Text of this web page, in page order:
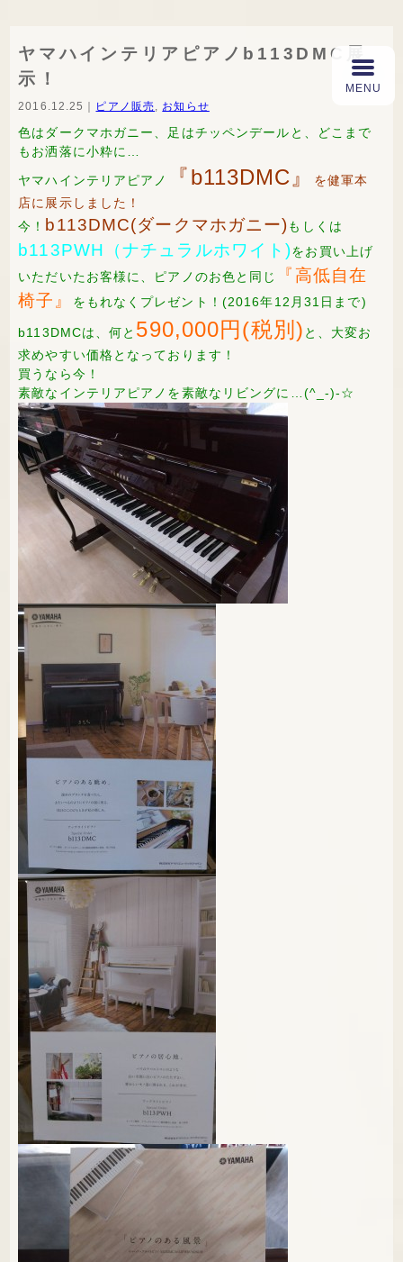
ヤマハインテリアピアノb113DMC展
示！
2016.12.25｜ ピアノ販売 お知らせ
色はダークマホガニー、足はチッペンデールと、どこまで
もお洒落に小粋に…
ヤマハインテリアピアノ
『b113DMC』
を健軍本
店に展示しました！
今！ b113DMC(ダークマホガニー)もしくは
b113PWH（ナチュラルホワイト)をお買い上げ
いただいたお客様に、ピアノのお色と同じ
『高低自在
椅子』
をもれなくプレゼント！(2016年12月31日まで)
b113DMCは、何と 590,000円(税別) と、大変お
求めやすい価格となっております！
買うなら今！
素敵なインテリアピアノを素敵なリビングに…(^_-)-☆